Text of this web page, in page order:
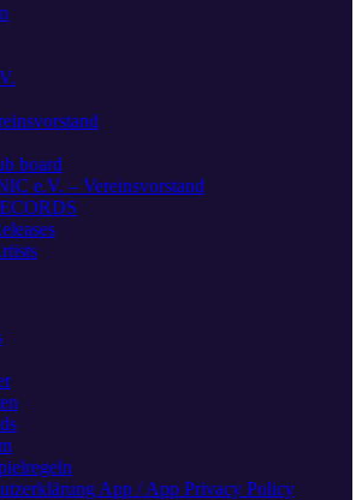
board
e.V. ‒ Vereinsvorstand
App / App Privacy Policy